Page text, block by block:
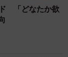
「どなたか欲